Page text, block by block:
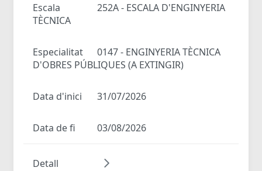
Escala
252A - ESCALA D'ENGINYERIA
TÈCNICA
Especialitat
0147 - ENGINYERIA TÈCNICA
D'OBRES PÚBLIQUES (A EXTINGIR)
Data d'inici 31/07/2026
Data de fi 03/08/2026
Detall